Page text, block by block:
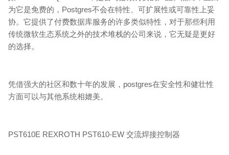
为它是免费的，Postgres不会在特性、可扩展性或可靠性上妥
协。它提供了付费数据库服务的许多类似特性，对于那些利用
传统微软生态系统之外的技术堆栈的公司来说，它无疑是更好
的选择。
凭借强大的社区和数十年的发展，postgres在安全性和健壮性
方面可以与其他系统相媲美。
PST610E REXROTH PST610-EW 交流焊接控制器